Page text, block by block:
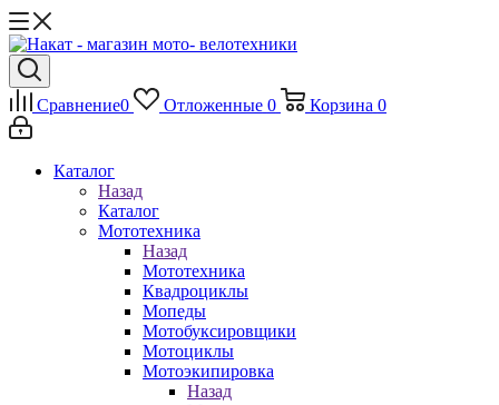
Сравнение0 Отложенные 0 Корзина 0
Каталог
Назад
Каталог
Мототехника
Назад
Мототехника
Квадроциклы
Мопеды
Мотобуксировщики
Мотоциклы
Мотоэкипировка
Назад